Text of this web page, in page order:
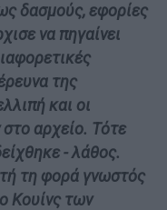
δασμούς, εφορίες
να πηγαίνει
της
και οι
αρχείο. Τότε
- λάθος.
τη φορά γνωστός
Κουίνς των